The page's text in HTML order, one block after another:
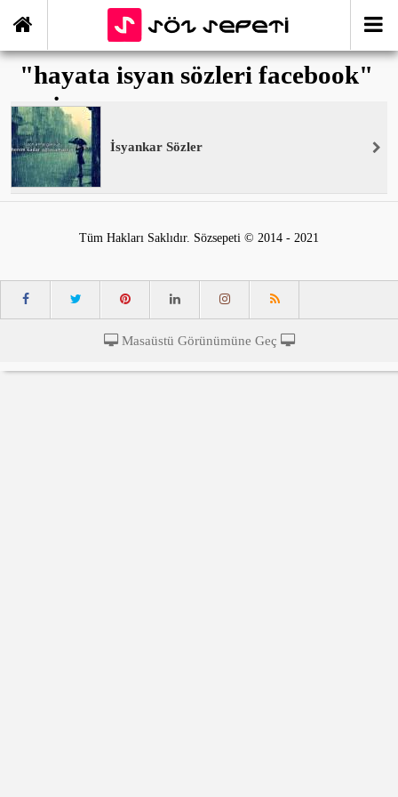
"hayata isyan sözleri facebook"
ile İlişikli yazılar
İsyankar Sözler
Tüm Hakları Saklıdır. Sözsepeti © 2014 - 2021
Masaüstü Görünümüne Geç